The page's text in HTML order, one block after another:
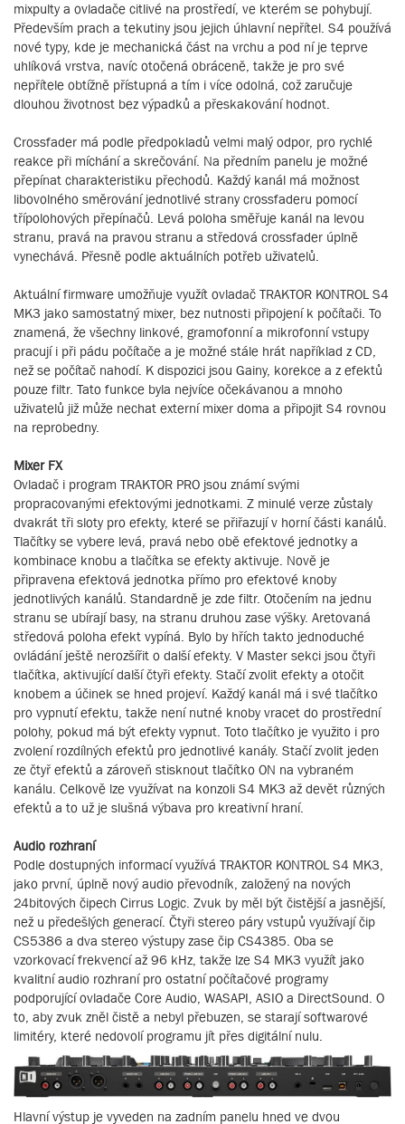
mixpulty a ovladače citlivé na prostředí, ve kterém se pohybují.
Především prach a tekutiny jsou jejich úhlavní nepřítel. S4 používá
nové typy, kde je mechanická část na vrchu a pod ní je teprve
uhlíková vrstva, navíc otočená obráceně, takže je pro své
nepřítele obtížně přístupná a tím i více odolná, což zaručuje
dlouhou životnost bez výpadků a přeskakování hodnot.
Crossfader má podle předpokladů velmi malý odpor, pro rychlé
reakce při míchání a skrečování. Na předním panelu je možné
přepínat charakteristiku přechodů. Každý kanál má možnost
libovolného směrování jednotlivé strany crossfaderu pomocí
třípolohových přepínačů. Levá poloha směřuje kanál na levou
stranu, pravá na pravou stranu a středová crossfader úplně
vynechává. Přesně podle aktuálních potřeb uživatelů.
Aktuální firmware umožňuje využít ovladač TRAKTOR KONTROL S4
MK3 jako samostatný mixer, bez nutnosti připojení k počítači. To
znamená, že všechny linkové, gramofonní a mikrofonní vstupy
pracují i při pádu počítače a je možné stále hrát například z CD,
než se počítač nahodí. K dispozici jsou Gainy, korekce a z efektů
pouze filtr. Tato funkce byla nejvíce očekávanou a mnoho
uživatelů již může nechat externí mixer doma a připojit S4 rovnou
na reprobedny.
Mixer FX
Ovladač i program TRAKTOR PRO jsou známí svými
propracovanými efektovými jednotkami. Z minulé verze zůstaly
dvakrát tři sloty pro efekty, které se přiřazují v horní části kanálů.
Tlačítky se vybere levá, pravá nebo obě efektové jednotky a
kombinace knobu a tlačítka se efekty aktivuje. Nově je
připravena efektová jednotka přímo pro efektové knoby
jednotlivých kanálů. Standardně je zde filtr. Otočením na jednu
stranu se ubírají basy, na stranu druhou zase výšky. Aretovaná
středová poloha efekt vypíná. Bylo by hřích takto jednoduché
ovládání ještě nerozšířit o další efekty. V Master sekci jsou čtyři
tlačítka, aktivující další čtyři efekty. Stačí zvolit efekty a otočit
knobem a účinek se hned projeví. Každý kanál má i své tlačítko
pro vypnutí efektu, takže není nutné knoby vracet do prostřední
polohy, pokud má být efekty vypnut. Toto tlačítko je využito i pro
zvolení rozdílných efektů pro jednotlivé kanály. Stačí zvolit jeden
ze čtyř efektů a zároveň stisknout tlačítko ON na vybraném
kanálu. Celkově lze využívat na konzoli S4 MK3 až devět různých
efektů a to už je slušná výbava pro kreativní hraní.
Audio rozhraní
Podle dostupných informací využívá TRAKTOR KONTROL S4 MK3,
jako první, úplně nový audio převodník, založený na nových
24bitových čipech Cirrus Logic. Zvuk by měl být čistější a jasnější,
než u předešlých generací. Čtyři stereo páry vstupů využívají čip
CS5386 a dva stereo výstupy zase čip CS4385. Oba se
vzorkovací frekvencí až 96 kHz, takže lze S4 MK3 využít jako
kvalitní audio rozhraní pro ostatní počítačové programy
podporující ovladače Core Audio, WASAPI, ASIO a DirectSound. O
to, aby zvuk zněl čistě a nebyl přebuzen, se starají softwarové
limitéry, které nedovolí programu jít přes digitální nulu.
Hlavní výstup je vyveden na zadním panelu hned ve dvou